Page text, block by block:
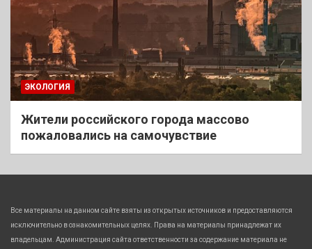
ЭКОЛОГИЯ
Жители российского города массово
пожаловались на самочувствие
Все материалы на данном сайте взяты из открытых источников и предоставляются
исключительно в ознакомительных целях. Права на материалы принадлежат их
владельцам. Администрация сайта ответственности за содержание материала не